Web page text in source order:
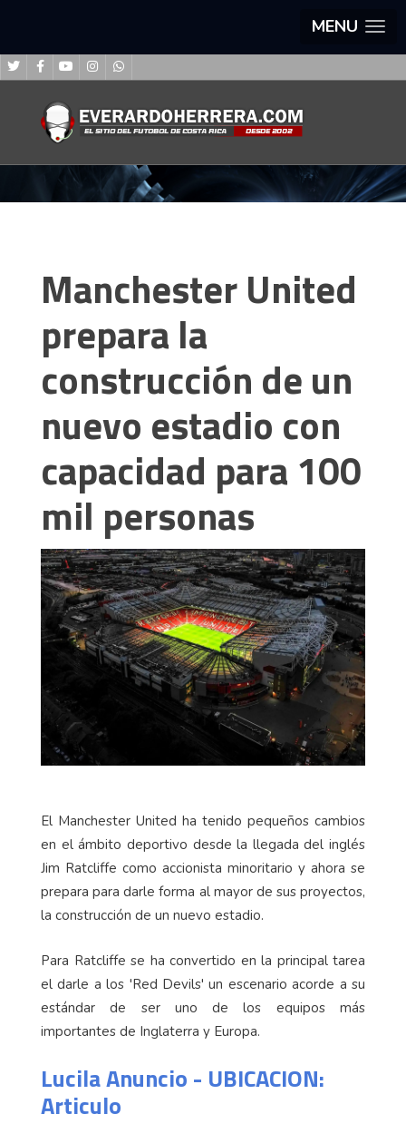
MENU
Manchester United
prepara la
construcción de un
nuevo estadio con
capacidad para 100
mil personas
El Manchester United ha tenido pequeños cambios
en el ámbito deportivo desde la llegada del inglés
Jim Ratcliffe como accionista minoritario y ahora se
prepara para darle forma al mayor de sus proyectos,
la construcción de un nuevo estadio.
Para Ratcliffe se ha convertido en la principal tarea
el darle a los 'Red Devils' un escenario acorde a su
estándar de ser uno de los equipos más
importantes de Inglaterra y Europa.
Lucila Anuncio - UBICACION:
Articulo